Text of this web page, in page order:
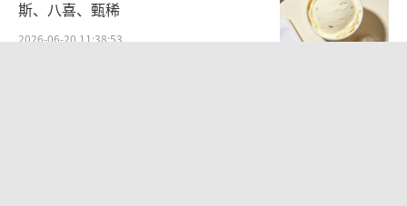
源计划重整。
斯、八喜、甄稀
2026-06-20 11:38:53